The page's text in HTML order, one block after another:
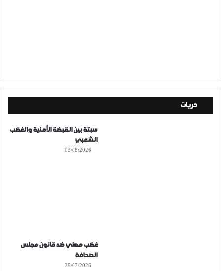
حريات
سبتة بين القبضة الأمنية والغضب
الشعبي
03/08/2026
غضب مهني ضد قانون مجلس
الصحافة
29/07/2026